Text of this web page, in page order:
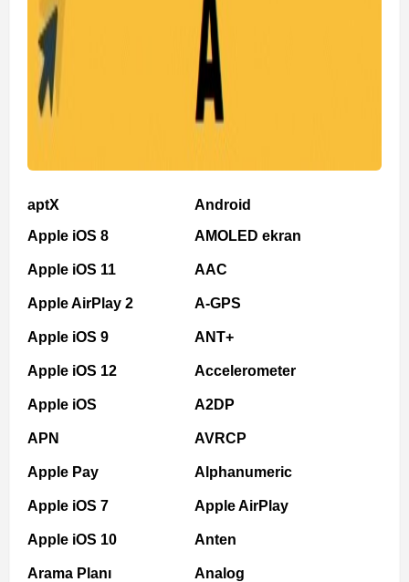
aptX
Apple iOS 8
Apple iOS 11
Apple AirPlay 2
Apple iOS 9
Apple iOS 12
Apple iOS
APN
Apple Pay
Apple iOS 7
Apple iOS 10
Arama Planı
Android
AMOLED ekran
AAC
A-GPS
ANT+
Accelerometer
A2DP
AVRCP
Alphanumeric
Apple AirPlay
Anten
Analog